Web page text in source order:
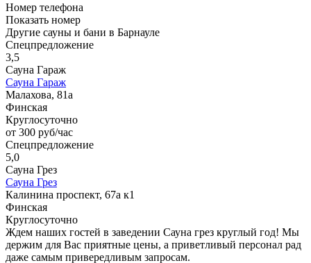
Номер телефона
Показать номер
Другие сауны и бани в Барнауле
Спецпредложение
3,5
Сауна Гараж
Сауна Гараж
Малахова, 81а
Финская
Круглосуточно
от 300 руб/час
Спецпредложение
5,0
Сауна Грез
Сауна Грез
Калинина проспект, 67а к1
Финская
Круглосуточно
Ждем наших гостей в заведении Сауна грез круглый год! Мы
держим для Вас приятные цены, а приветливый персонал рад
даже самым привередливым запросам.